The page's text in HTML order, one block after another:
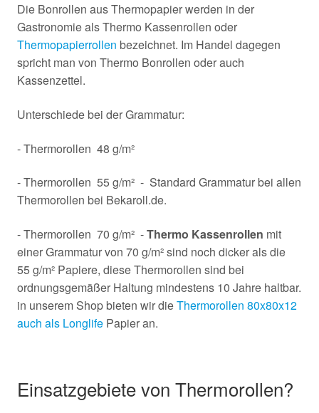
Die Bonrollen aus Thermopapier werden in der
Gastronomie als Thermo Kassenrollen oder
Thermopapierrollen bezeichnet. Im Handel dagegen
spricht man von Thermo Bonrollen oder auch
Kassenzettel.
Unterschiede bei der Grammatur:
- Thermorollen 48 g/m²
- Thermorollen 55 g/m² - Standard Grammatur bei allen
Thermorollen bei Bekaroll.de.
- Thermorollen 70 g/m² -Thermo Kassenrollen mit
einer Grammatur von 70 g/m² sind noch dicker als die
55 g/m² Papiere, diese Thermorollen sind bei
ordnungsgemäßer Haltung mindestens 10 Jahre haltbar.
in unserem Shop bieten wir dieThermorollen 80x80x12
auch als Longlife Papier an.
Einsatzgebiete von Thermorollen?